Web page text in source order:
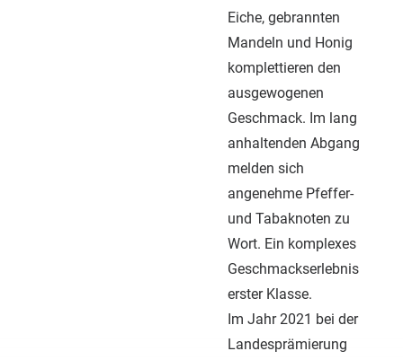
Eiche, gebrannten
Mandeln und Honig
komplettieren den
ausgewogenen
Geschmack. Im lang
anhaltenden Abgang
melden sich
angenehme Pfeffer-
und Tabaknoten zu
Wort. Ein komplexes
Geschmackserlebnis
erster Klasse.
Im Jahr 2021 bei der
Landesprämierung